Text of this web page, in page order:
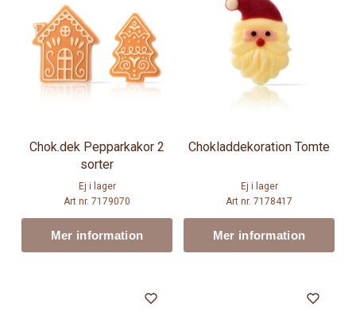
Chok.dek Pepparkakor 2
sorter
Ej i lager
Art nr. 7179070
Mer information
Chokladdekoration Tomte
Ej i lager
Art nr. 7178417
Mer information